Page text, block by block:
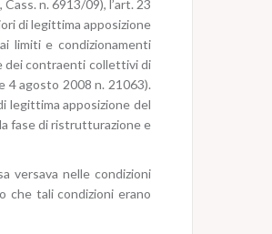
n. 6913/09), l’art. 23
di legittima apposizione
limiti e condizionamenti
dei contraenti collettivi di
4 agosto 2008 n. 21063).
legittima apposizione del
fase di ristrutturazione e
versava nelle condizioni
che tali condizioni erano